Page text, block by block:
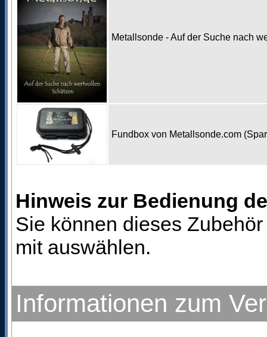
Metallsonde - Auf der Suche nach
Fundbox von Metallsonde.com
Hinweis zur Bedienung
Sie können dieses
mit auswählen.
Informationen zum